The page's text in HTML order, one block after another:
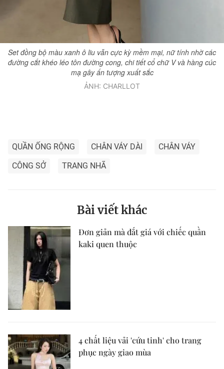
Set đồng bộ màu xanh ô liu vẫn cực kỳ mềm mại, nữ tính nhờ các
đường cắt khéo léo tôn đường cong, chi tiết cổ chữ V và hàng cúc
mạ gây ấn tượng xuất sắc
ẢNH: CHARLLOT
QUẦN ỐNG RỘNG CHÂN VÁY DÀI
CHÂN VÁY
CÔNG SỞ
TRANG NHÃ
Bài viết khác
Đơn giản mà đắt giá với chiếc quần
kaki quen thuộc
4 chất liệu vải 'cứu tinh' cho trang
phục ngày giao mùa